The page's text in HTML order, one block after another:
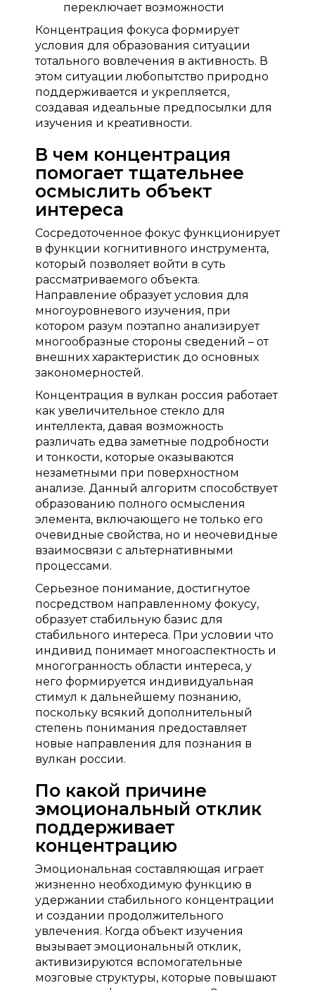
переключает возможности
Концентрация фокуса формирует
условия для образования ситуации
тотального вовлечения в активность. В
этом ситуации любопытство природно
поддерживается и укрепляется,
создавая идеальные предпосылки для
изучения и креативности.
В чем концентрация
помогает тщательнее
осмыслить объект
интереса
Сосредоточенное фокус функционирует
в функции когнитивного инструмента,
который позволяет войти в суть
рассматриваемого объекта.
Направление образует условия для
многоуровневого изучения, при
котором разум поэтапно анализирует
многообразные стороны сведений – от
внешних характеристик до основных
закономерностей.
Концентрация в вулкан россия работает
как увеличительное стекло для
интеллекта, давая возможность
различать едва заметные подробности
и тонкости, которые оказываются
незаметными при поверхностном
анализе. Данный алгоритм способствует
образованию полного осмысления
элемента, включающего не только его
очевидные свойства, но и неочевидные
взаимосвязи с альтернативными
процессами.
Серьезное понимание, достигнутое
посредством направленному фокусу,
образует стабильную базис для
стабильного интереса. При условии что
индивид понимает многоаспектность и
многогранность области интереса, у
него формируется индивидуальная
стимул к дальнейшему познанию,
поскольку всякий дополнительный
степень понимания предоставляет
новые направления для познания в
вулкан россии.
По какой причине
эмоциональный отклик
поддерживает
концентрацию
Эмоциональная составляющая играет
жизненно необходимую функцию в
удержании стабильного концентрации
и создании продолжительного
увлечения. Когда объект изучения
вызывает эмоциональный отклик,
активизируются вспомогательные
мозговые структуры, которые повышают